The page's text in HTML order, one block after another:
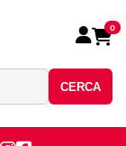
CERCA
0